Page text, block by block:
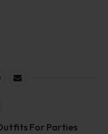
For Parties